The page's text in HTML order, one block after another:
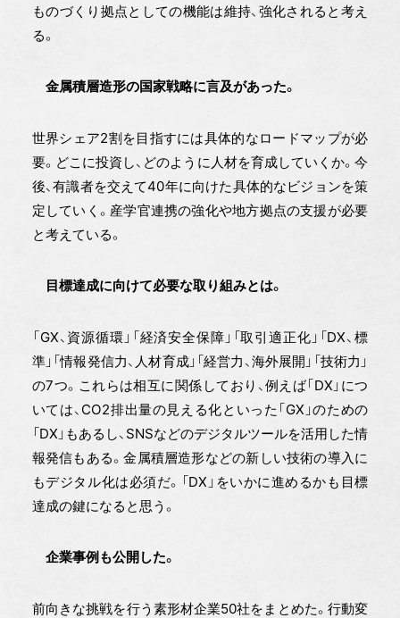
ものづくり拠点としての機能は維持、強化されると考え
る。
金属積層造形の国家戦略に言及があった。
世界シェア2割を目指すには具体的なロードマップが必
要。どこに投資し、どのように人材を育成していくか。今
後、有識者を交えて40年に向けた具体的なビジョンを策
定していく。産学官連携の強化や地方拠点の支援が必要
と考えている。
目標達成に向けて必要な取り組みとは。
「GX、資源循環」「経済安全保障」「取引適正化」「DX、標
準」「情報発信力、人材育成」「経営力、海外展開」「技術力」
の7つ。これらは相互に関係しており、例えば「DX」につ
いては、CO2排出量の見える化といった「GX」のための
「DX」もあるし、SNSなどのデジタルツールを活用した情
報発信もある。金属積層造形などの新しい技術の導入に
もデジタル化は必須だ。「DX」をいかに進めるかも目標
達成の鍵になると思う。
企業事例も公開した。
前向きな挑戦を行う素形材企業50社をまとめた。行動変